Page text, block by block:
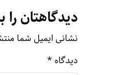
دیدگاهتان را
نشانی ایمیل شما
دیدگاه *